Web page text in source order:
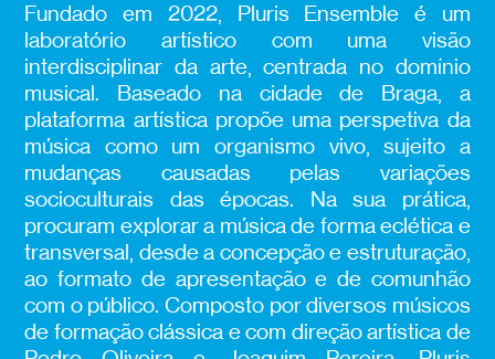
Fundado em 2022, Pluris Ensemble é um
laboratório artístico com uma visão
interdisciplinar da arte, centrada no domínio
musical. Baseado na cidade de Braga, a
plataforma artística propõe uma perspetiva da
música como um organismo vivo, sujeito a
mudanças causadas pelas variações
socioculturais das épocas. Na sua prática,
procuram explorar a música de forma eclética e
transversal, desde a concepção e estruturação,
ao formato de apresentação e de comunhão
com o público. Composto por diversos músicos
de formação clássica e com direção artística de